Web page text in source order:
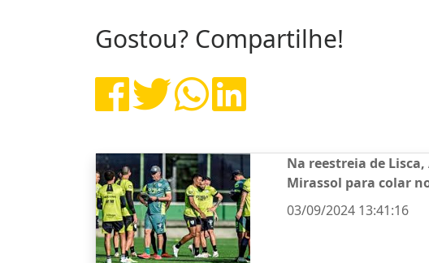
Gostou? Compartilhe!
Na reestreia de
Mirassol para colar
03/09/2024 13:41:16